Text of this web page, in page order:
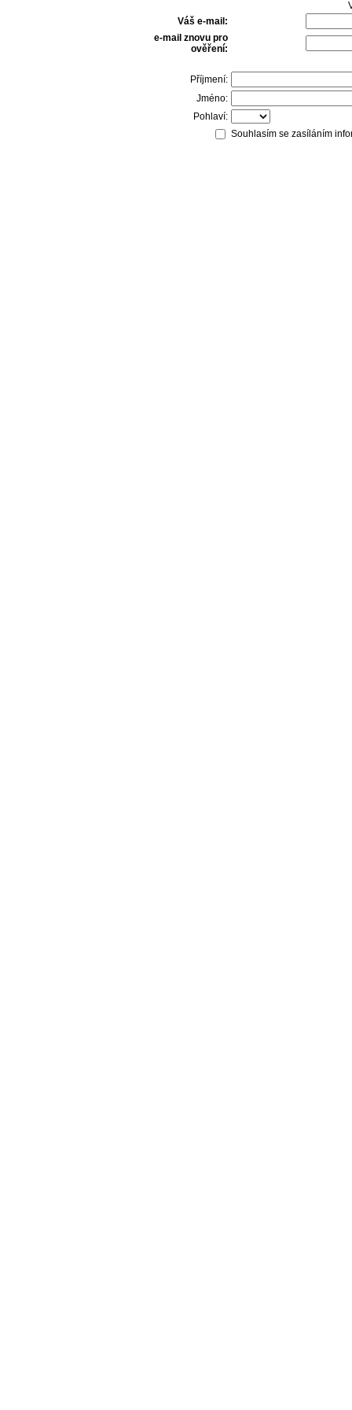
Váš e-mail:
e-mail znovu pro
ověření:
Příjmení:
Jméno:
Pohlaví:
Souhlasím se zasíláním